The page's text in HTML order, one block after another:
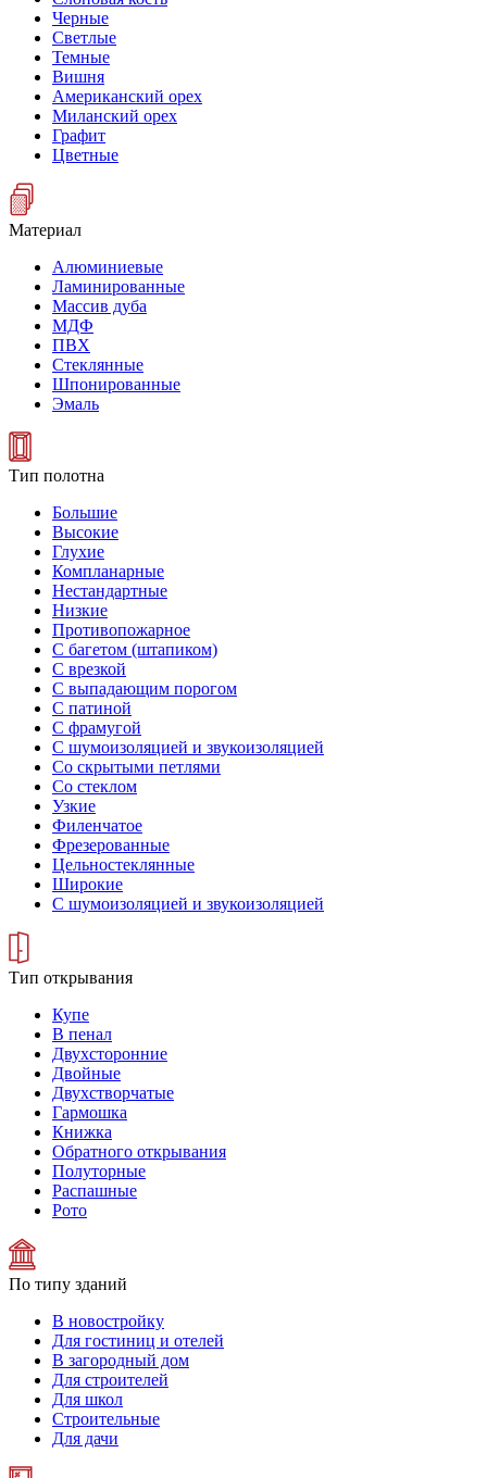
Черные
Светлые
Темные
Вишня
Американский орех
Миланский орех
Графит
Цветные
Материал
Алюминиевые
Ламинированные
Массив дуба
МДФ
ПВХ
Стеклянные
Шпонированные
Эмаль
Тип полотна
Большие
Высокие
Глухие
Компланарные
Нестандартные
Низкие
Противопожарное
С багетом (штапиком)
С врезкой
С выпадающим порогом
С патиной
С фрамугой
С шумоизоляцией и звукоизоляцией
Со скрытыми петлями
Со стеклом
Узкие
Филенчатое
Фрезерованные
Цельностеклянные
Широкие
С шумоизоляцией и звукоизоляцией
Тип открывания
Купе
В пенал
Двухсторонние
Двойные
Двухстворчатые
Гармошка
Книжка
Обратного открывания
Полуторные
Распашные
Рото
По типу зданий
В новостройку
Для гостиниц и отелей
В загородный дом
Для строителей
Для школ
Строительные
Для дачи